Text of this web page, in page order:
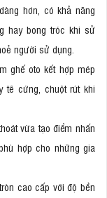
hơn, có khả năng
hay bong tróc khi sử
người sử dụng.
ghế oto kết hợp mép
tê cứng, chuột rút khi
vừa tạo điểm nhấn
hợp cho những gia
cao cấp với độ bền